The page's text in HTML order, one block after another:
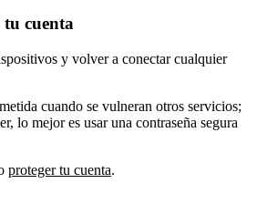
tu cuenta
y volver a conectar cualquier
cuando se vulneran otros servicios;
lo mejor es usar una contraseña segura
proteger tu cuenta.